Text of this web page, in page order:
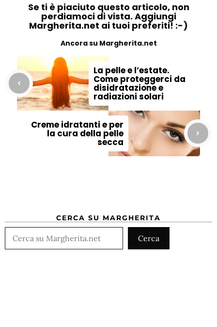
Se ti è piaciuto questo articolo, non
perdiamoci di vista. Aggiungi
Margherita.net ai tuoi preferiti! :-)
Ancora su Margherita.net
La pelle e l’estate.
Come proteggerci da
disidratazione e
radiazioni solari
Creme idratanti e per
la cura della pelle
secca
CERCA SU MARGHERITA
Cerca